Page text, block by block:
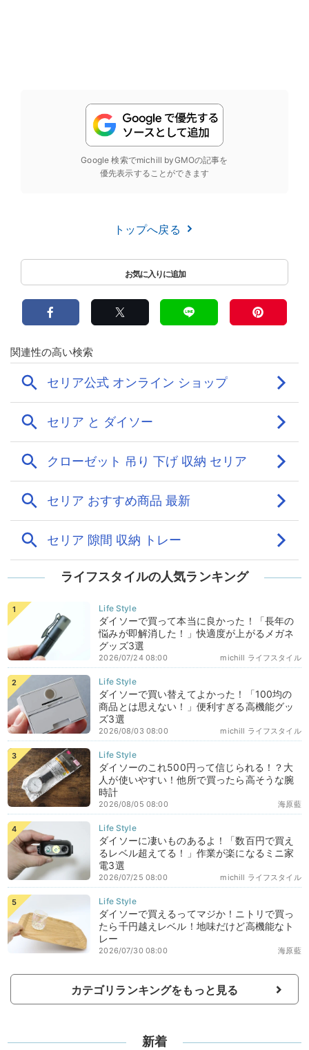
Google 検索でmichill byGMOの記事を
優先表示することができます
トップへ戻る
ライフスタイルの人気ランキング
ダイソーで買って本当に良かった！「長年の
悩みが即解消した！」快適度が上がるメガネ
グッズ3選
michill ライフスタイル
2026/07/24 08:00
ダイソーで買い替えてよかった！「100均の
商品とは思えない！」便利すぎる高機能グッ
ズ3選
michill ライフスタイル
2026/08/03 08:00
ダイソーのこれ500円って信じられる！？大
人が使いやすい！他所で買ったら高そうな腕
時計
海原藍
2026/08/05 08:00
ダイソーに凄いものあるよ！「数百円で買え
るレベル超えてる！」作業が楽になるミニ家
電3選
michill ライフスタイル
2026/07/25 08:00
ダイソーで買えるってマジか！ニトリで買っ
たら千円越えレベル！地味だけど高機能なト
レー
海原藍
2026/07/30 08:00
カテゴリランキングをもっと見る
新着